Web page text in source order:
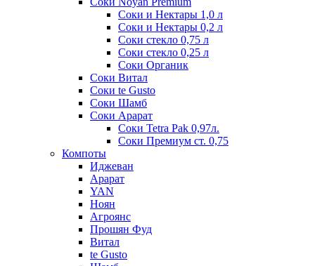
Соки и Нектары 1,0 л
Соки и Нектары 0,2 л
Соки стекло 0,75 л
Соки стекло 0,25 л
Соки Органик
Соки Витал
Соки te Gusto
Соки Шамб
Соки Арарат
Соки Tetra Pak 0,97л.
Соки Премиум ст. 0,75
Компоты
Иджеван
Арарат
YAN
Ноян
Агроянс
Прошян Фуд
Витал
te Gusto